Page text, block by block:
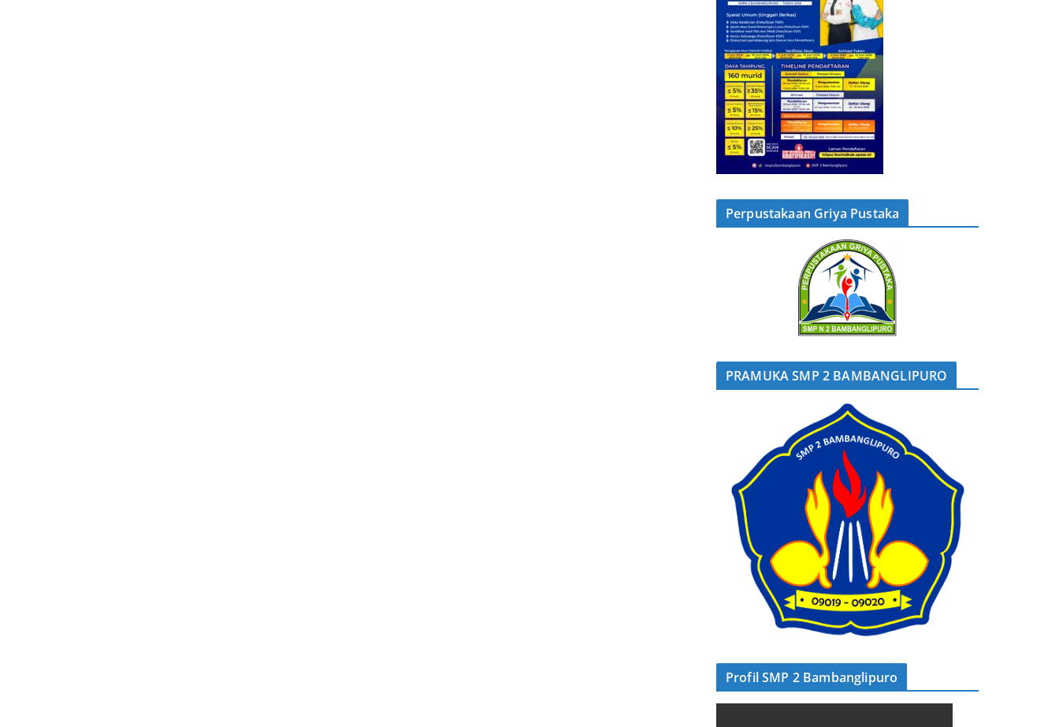
Perpustakaan Griya Pustaka
PRAMUKA SMP 2 BAMBANGLIPURO
Profil SMP 2 Bambanglipuro